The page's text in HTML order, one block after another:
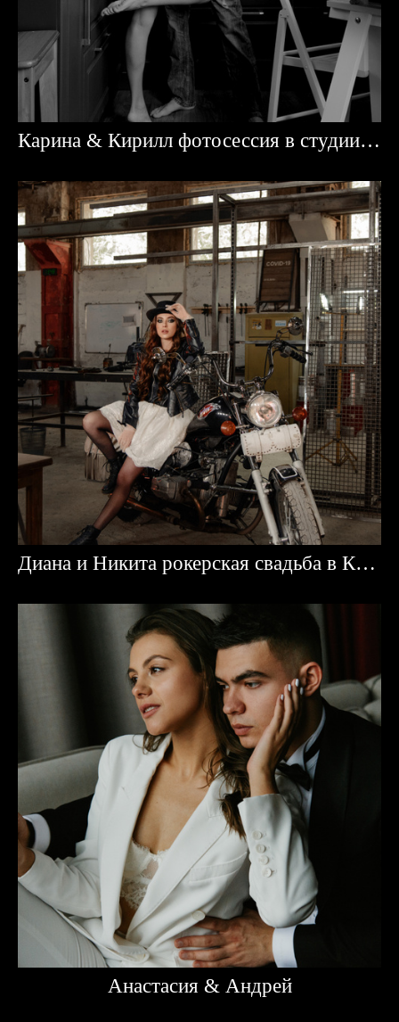
Карина & Кирилл фотосессия в студии Караганда
Диана и Никита рокерская свадьба в Караганде
Анастасия & Андрей